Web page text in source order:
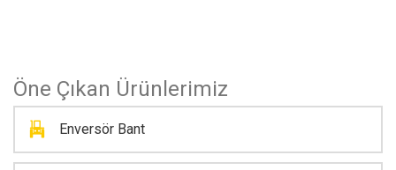
Öne Çıkan Ürünlerimiz
Enversör Bant